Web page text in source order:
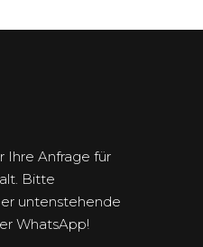
Ihre Anfrage für
Bitte
untenstehende
WhatsApp!